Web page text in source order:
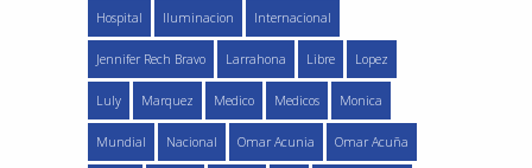
Hospital Iluminacion Internacional
Jennifer Rech Bravo Larrahona Libre Lopez
Luly Marquez Medico Medicos Monica
Mundial Nacional Omar Acunia Omar Acuña